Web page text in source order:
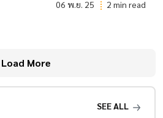
06 พ.ย. 25 2 min read
Load More
SEE ALL